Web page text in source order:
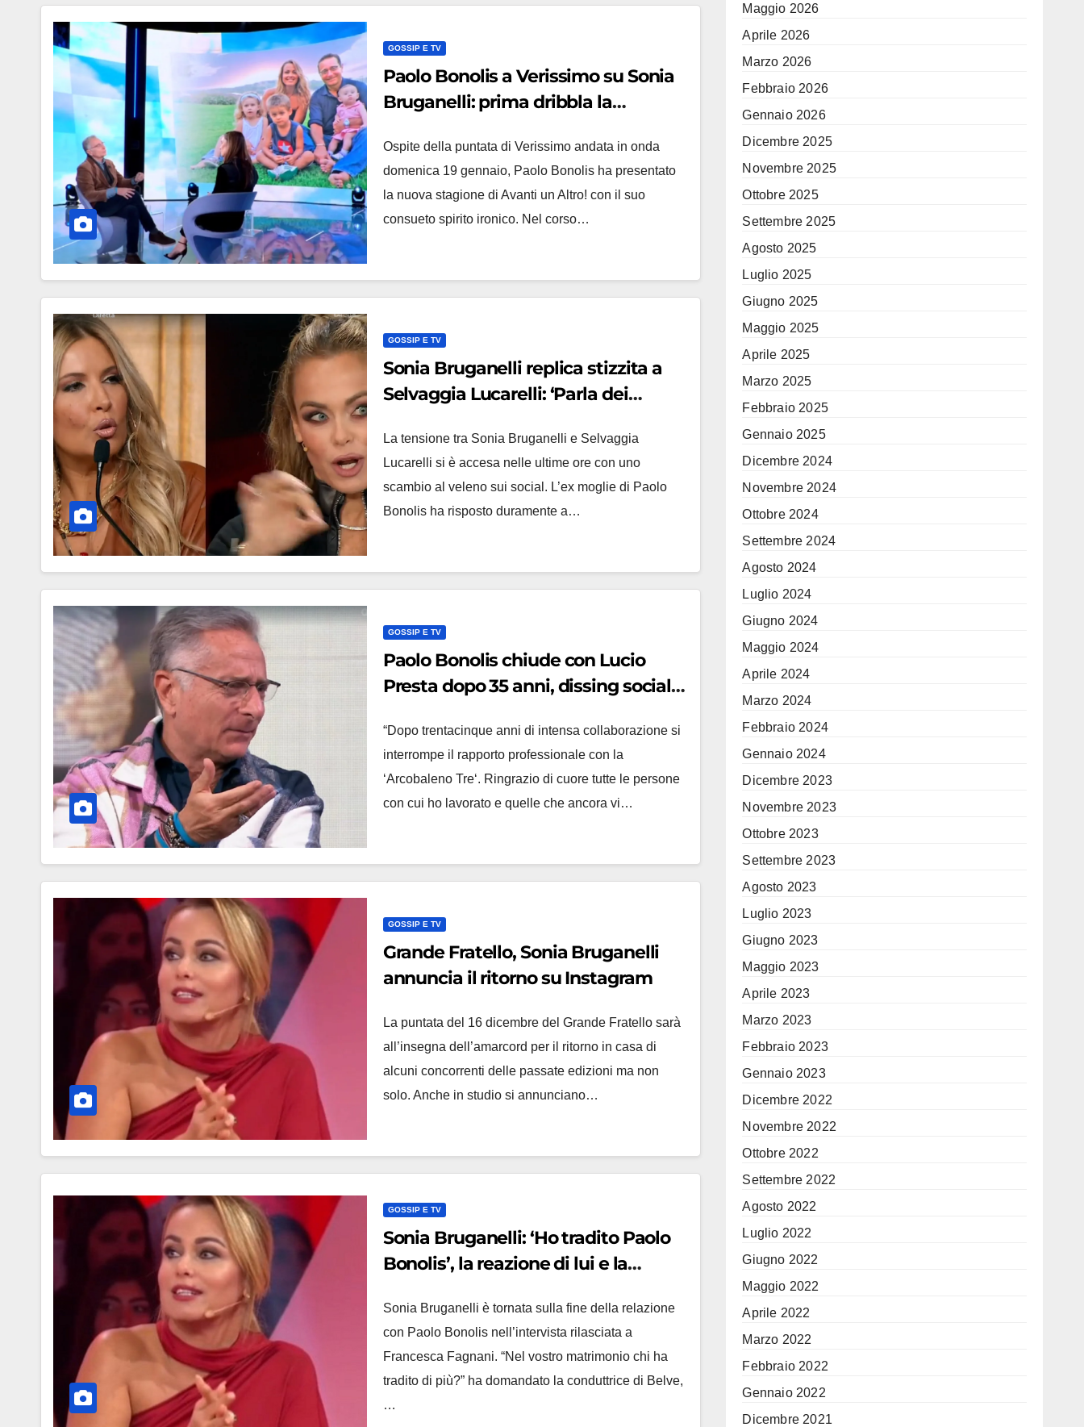
GOSSIP E TV
Paolo Bonolis a Verissimo su Sonia
Bruganelli: prima dribbla la
difesa
Ospite della puntata di Verissimo andata in onda
domenica 19 gennaio, Paolo Bonolis ha presentato
la nuova stagione di Avanti un Altro! con il suo
consueto spirito ironico. Nel corso…
GOSSIP E TV
Sonia Bruganelli replica stizzita a
Selvaggia Lucarelli: ‘Parla dei
La tensione tra Sonia Bruganelli e Selvaggia
Lucarelli si è accesa nelle ultime ore con uno
scambio al veleno sui social. L’ex moglie di Paolo
Bonolis ha risposto duramente a…
GOSSIP E TV
Paolo Bonolis chiude con Lucio
Presta dopo 35 anni, dissing social
“Dopo trentacinque anni di intensa collaborazione si
interrompe il rapporto professionale con la
‘Arcobaleno Tre‘. Ringrazio di cuore tutte le persone
con cui ho lavorato e quelle che ancora vi…
GOSSIP E TV
Grande Fratello, Sonia Bruganelli
annuncia il ritorno su Instagram
La puntata del 16 dicembre del Grande Fratello sarà
all’insegna dell’amarcord per il ritorno in casa di
alcuni concorrenti delle passate edizioni ma non
solo. Anche in studio si annunciano…
GOSSIP E TV
Sonia Bruganelli: ‘Ho tradito Paolo
Bonolis’, la reazione di lui e la
Sonia Bruganelli è tornata sulla fine della relazione
con Paolo Bonolis nell’intervista rilasciata a
Francesca Fagnani. “Nel vostro matrimonio chi ha
tradito di più?” ha domandato la conduttrice di Belve,
…
Maggio 2026
Aprile 2026
Marzo 2026
Febbraio 2026
Gennaio 2026
Dicembre 2025
Novembre 2025
Ottobre 2025
Settembre 2025
Agosto 2025
Luglio 2025
Giugno 2025
Maggio 2025
Aprile 2025
Marzo 2025
Febbraio 2025
Gennaio 2025
Dicembre 2024
Novembre 2024
Ottobre 2024
Settembre 2024
Agosto 2024
Luglio 2024
Giugno 2024
Maggio 2024
Aprile 2024
Marzo 2024
Febbraio 2024
Gennaio 2024
Dicembre 2023
Novembre 2023
Ottobre 2023
Settembre 2023
Agosto 2023
Luglio 2023
Giugno 2023
Maggio 2023
Aprile 2023
Marzo 2023
Febbraio 2023
Gennaio 2023
Dicembre 2022
Novembre 2022
Ottobre 2022
Settembre 2022
Agosto 2022
Luglio 2022
Giugno 2022
Maggio 2022
Aprile 2022
Marzo 2022
Febbraio 2022
Gennaio 2022
Dicembre 2021